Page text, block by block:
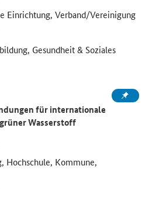
Einrichtung, Verband/Vereinigung
Gesundheit & Soziales
für internationale
Wasserstoff
Hochschule, Kommune,